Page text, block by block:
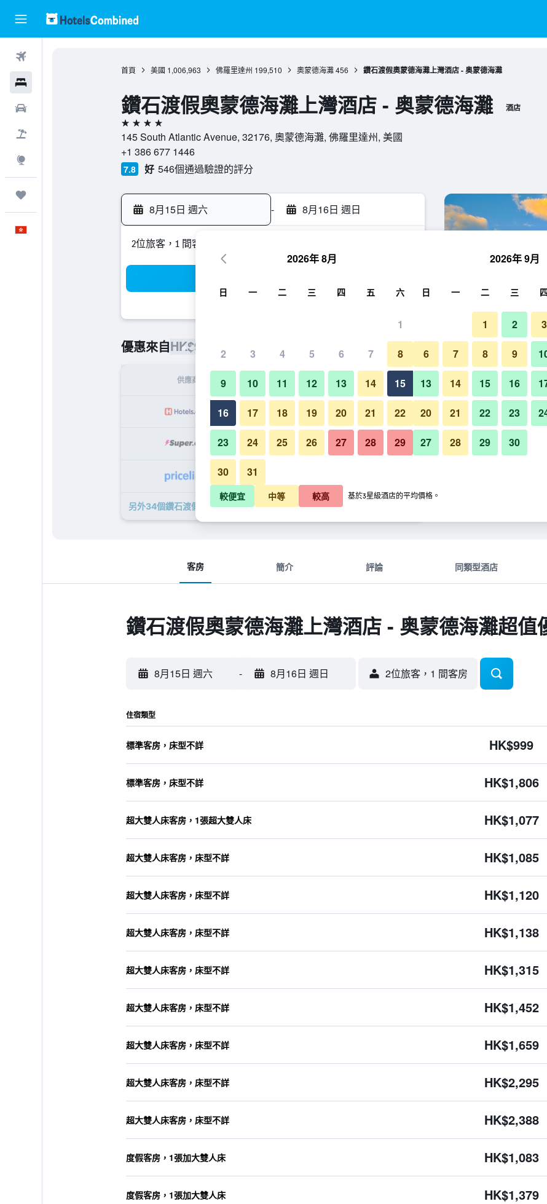
首頁 美國 1,006,963 佛羅里達州 199,510 奧蒙德海灘 456 鑽石渡假奧蒙德海灘上灣酒店 - 奥蒙德海灘
鑽石渡假奧蒙德海灘上灣酒店 - 奥蒙德海灘 酒店
4星級
145 South Atlantic Avenue, 32176, 奧蒙德海灘, 佛羅里達州, 美國
+1 386 677 1446
7.8 好 546個通過驗證的評分
8月15日 週六 - 8月16日 週日
2位旅客，1 間客房
優惠來自HK$901
供應商 每晚總額
HK$901 查看優惠
HK$947 查看優惠
另外34個鑽石渡假奧蒙德海灘上灣酒店 - 奥蒙德海灘​的優惠
海灘
鑽石渡假奧蒙德海灘上灣酒店 -
客房 簡介 評論 同類型酒店
鑽石渡假奧蒙德海灘上灣酒店 - 奥蒙德海灘超值
8月15日 週六 - 8月16日 週日 2位旅客，1 間客房
住宿類型
標準客房，床型不詳 HK$999
標準客房，床型不詳 HK$1,806
超大雙人床客房，1張超大雙人床 HK$1,077
超大雙人床客房，床型不詳 HK$1,085
超大雙人床客房，床型不詳 HK$1,120
超大雙人床客房，床型不詳 HK$1,138
超大雙人床客房，床型不詳 HK$1,315
超大雙人床客房，床型不詳 HK$1,452
超大雙人床客房，床型不詳 HK$1,659
超大雙人床客房，床型不詳 HK$2,295
超大雙人床客房，床型不詳 HK$2,388
度假客房，1張加大雙人床 HK$1,083
度假客房，1張加大雙人床 HK$1,379
2026年 8月
日 一 二 三 四 五 六
1
2 3 4 5 6 7 8
9 10 11 12 13 14 15
16 17 18 19 20 21 22
23 24 25 26 27 28 29
30 31
2026年 9月
日 一 二 三
1 2 3
6 7 8 9
13 14 15 16
20 21 22 23
27 28 29 30
較便宜 中等 較高 基於3星級酒店的平均價格。